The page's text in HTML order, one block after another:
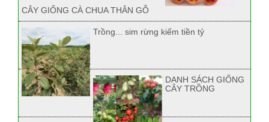
CÂY GIỐNG CÀ CHUA THÂN GỖ
Trồng... sim rừng kiếm tiền tỷ
DANH SÁCH GIỐNG
CÂY TRỒNG